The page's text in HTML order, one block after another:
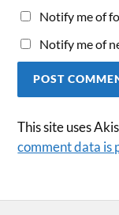
Notify me of
Notify me of
This site uses
comment data is